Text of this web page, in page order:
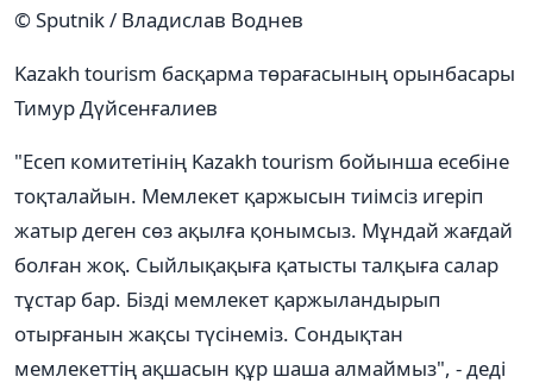
© Sputnik / Владислав Воднев
Kazakh tourism басқарма төрағасының орынбасары
Тимур Дүйсенғалиев
"Есеп комитетінің Kazakh tourism бойынша есебіне
тоқталайын. Мемлекет қаржысын тиімсіз игеріп
жатыр деген сөз ақылға қонымсыз. Мұндай жағдай
болған жоқ. Сыйлықақыға қатысты талқыға салар
тұстар бар. Бізді мемлекет қаржыландырып
отырғанын жақсы түсінеміз. Сондықтан
мемлекеттің ақшасын құр шаша алмаймыз", - деді